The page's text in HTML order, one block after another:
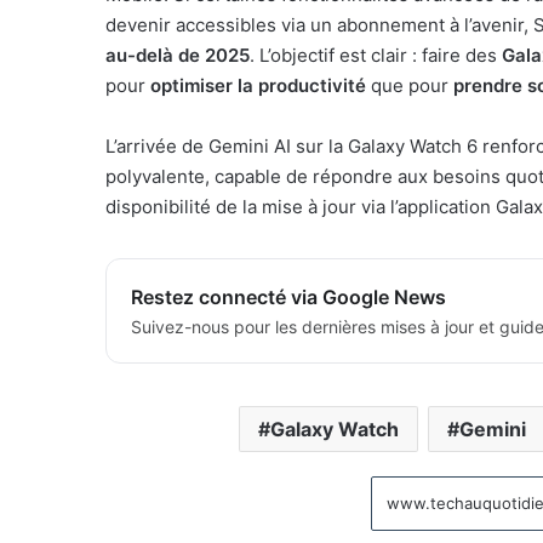
devenir accessibles via un abonnement à l’avenir,
au-delà de 2025. L’objectif est clair : faire des
pour optimiser la productivité que pour prendre
L’arrivée de Gemini AI sur la Galaxy Watch 6
polyvalente, capable de répondre aux besoins
disponibilité de la mise à jour via l’application
Restez connecté via Google News
Suivez-nous pour les dernières mises à jour et
Galaxy Watch Gemini